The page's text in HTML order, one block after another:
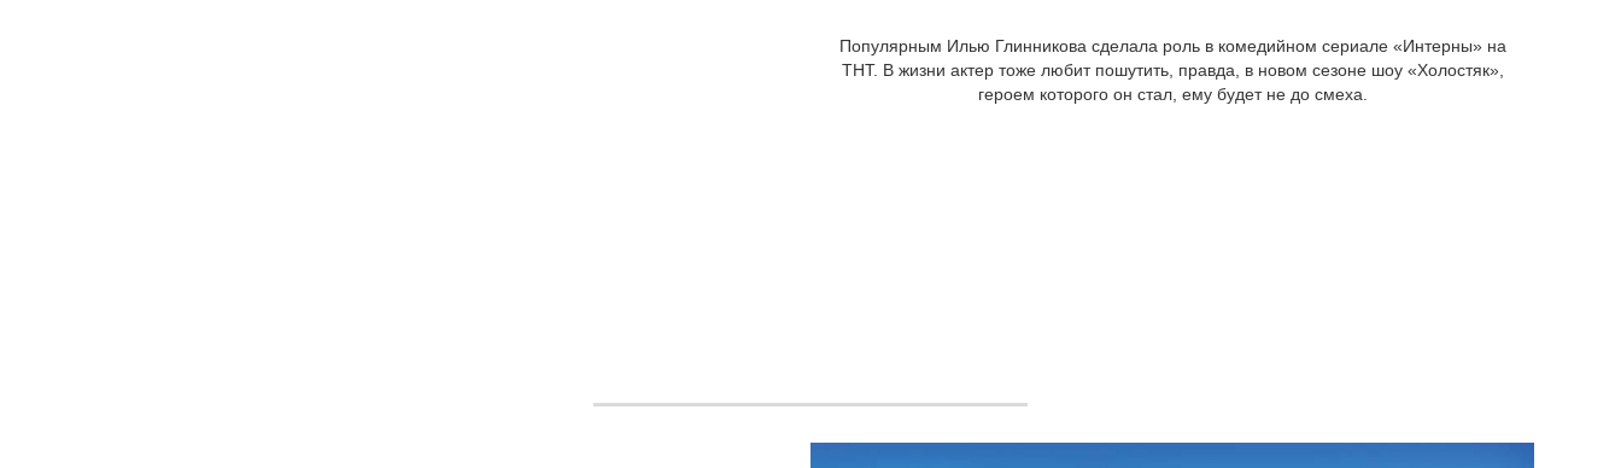
Популярным Илью Глинникова сделала роль в комедийном сериале «Интерны» на
ТНТ. В жизни актер тоже любит пошутить, правда, в новом сезоне шоу «Холостяк»,
героем которого он стал, ему будет не до смеха.